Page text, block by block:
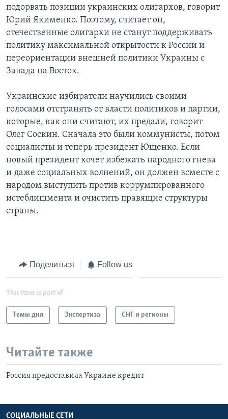
подорвать позиции украинских олигархов, говорит
Юрий Якименко. Поэтому, считает он,
отечественные олигархи не станут поддерживать
политику максимальной открытости к России и
переориентации внешней политики Украины с
Запада на Восток.
Украинские избиратели научились своими
голосами отстранять от власти политиков и партии,
которые, как они считают, их предали, говорит
Олег Соскин. Сначала это были коммунисты, потом
социалисты и теперь президент Ющенко. Если
новый президент хочет избежать народного гнева
и даже социальных волнений, он должен всместе с
народом выступить против коррумпированного
истеблишмента и очистить правящие структуры
страны.
Поделиться Follow us
This item is part of
Темы дня Экспертиза СНГ и регионы
Читайте также
Россия предоставила Украине кредит
СОЦИАЛЬНЫЕ СЕТИ